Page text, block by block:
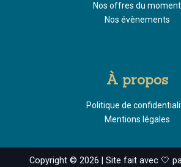
Nos offres du moment
Nos évènements
À propos
Politique de
Mentions légales
Copyright © 2026 | Site fait avec 🤍